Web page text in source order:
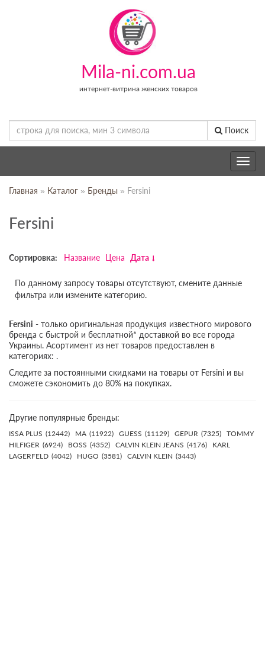
Mila-ni.com.ua
интернет-витрина женских товаров
Поиск
Toggle
Главная » Каталог » Бренды » Fersini
Fersini
Сортировка: Название Цена Дата
По данному запросу товары отсутствуют, смените данные
фильтра или измените категорию.
Fersini - только оригинальная продукция известного мирового
бренда с быстрой и бесплатной* доставкой во все города
Украины. Асортимент из нет товаров предоставлен в
категориях: .
Следите за постоянными скидками на товары от Fersini и вы
сможете сэкономить до 80% на покупках.
Другие популярные бренды:
ISSA PLUS (12442) MA (11922) GUESS (11129) GEPUR (7325) TOMMY
HILFIGER (6924) BOSS (4352) CALVIN KLEIN JEANS (4176)
KARL
LAGERFELD (4042) HUGO (3581) CALVIN KLEIN (3443)